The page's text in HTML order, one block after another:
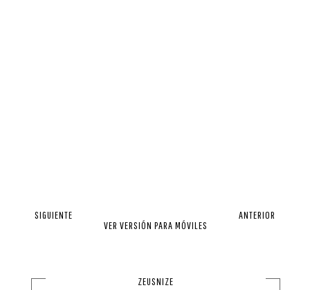
SIGUIENTE
ANTERIOR
VER VERSIÓN PARA MÓVILES
ZEUSNIZE